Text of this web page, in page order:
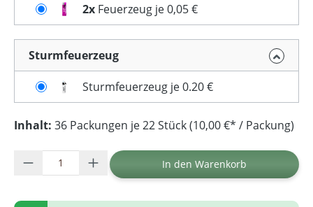
2x Feuerzeug je 0,05 €
Sturmfeuerzeug
Sturmfeuerzeug je 0.20 €
Inhalt: 36 Packungen je 22 Stück (10,00 €* / Packung)
Produkt Anzahl: Gib den gewünschten
In den Warenkorb